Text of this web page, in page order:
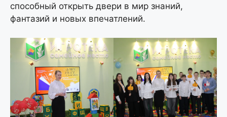
способный открыть двери в мир знаний,
фантазий и новых впечатлений.